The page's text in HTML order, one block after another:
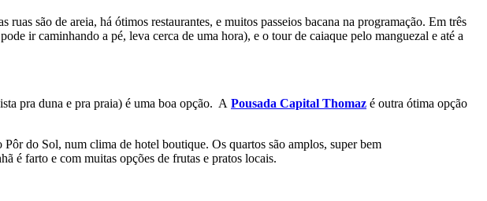
são de areia, há ótimos restaurantes, e muitos passeios bacana na programação. Em três
ir caminhando a pé, leva cerca de uma hora), e o tour de caiaque pelo manguezal e até a
pra duna e pra praia) é uma boa opção. A Pousada Capital Thomaz é outra ótima opção
do Sol, num clima de hotel boutique. Os quartos são amplos, super bem
é farto e com muitas opções de frutas e pratos locais.